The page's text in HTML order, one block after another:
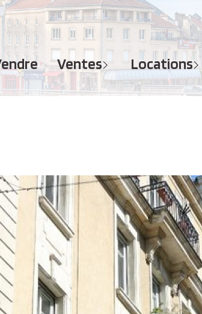
vendre ventes
MAISONS
APPARTEMENTS
TERRAINS
IMMEUBLES
GARAGES - PARKINGS
locations
APPARTEMENTS
TERRAINS
IMMEUBLES
GARAGES - PARKINGS